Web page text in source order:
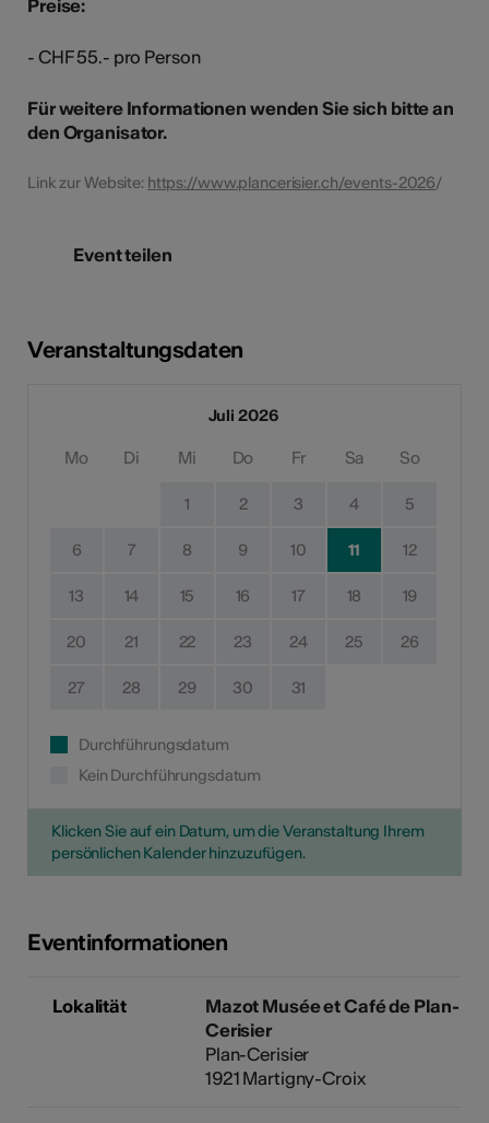
Preise:
- CHF 55.- pro Person
Für weitere Informationen wenden Sie sich bitte an
den Organisator.
Link zur Website: https://www.plancerisier.ch/events-2026/
Event teilen
Veranstaltungsdaten
Juli 2026
Mo Di Mi Do Fr Sa So
1 2 3 4 5
6 7 8 9 10 11 12
13 14 15 16 17 18 19
20 21 22 23 24 25 26
27 28 29 30 31
Durchführungsdatum
Kein Durchführungsdatum
Klicken Sie auf ein Datum, um die Veranstaltung Ihrem
persönlichen Kalender hinzuzufügen.
Eventinformationen
Lokalität
Mazot Musée et Café de Plan-
Cerisier
Plan-Cerisier
1921 Martigny-Croix